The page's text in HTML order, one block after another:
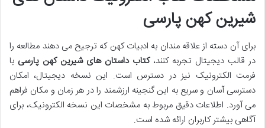
شیرین کهن پارسی
برای آن دسته از علاقه مندان به ادبیات کهن که ترجیح می دهند مطالعه را
در قالب دیجیتال تجربه کنند،کتاب داستان های شیرین کهن پارسی با
فرمت الکترونیک نیز در دسترس است. این نسخه دیجیتال، امکان
دسترسی آسان و سریع به این گنجینه ارزشمند را در هر زمان و مکان فراهم
می آورد. اطلاعات دقیق مربوط به مشخصات این نسخه الکترونیک، برای
آگاهی بیشتر کاربران ارائه شده است.